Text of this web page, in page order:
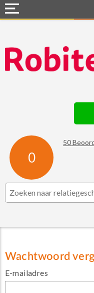
0
50
Webshops
Snel naar »
Assortiment
Contact
☆ Prijsknallers ☆
Wachtwoord
E-mailadres